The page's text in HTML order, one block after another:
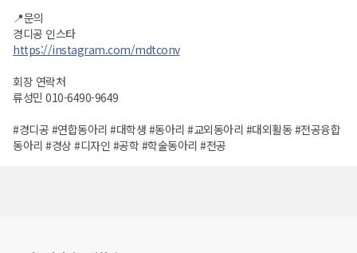
📍문의
경디공 인스타
https://instagram.com/mdtconv
회장 연락처
류성민 010-6490-9649
#경디공 #연합동아리 #대학생 #동아리 #교외동아리 #대외활동 #전공융합
동아리 #경상 #디자인 #공학 #학술동아리 #전공